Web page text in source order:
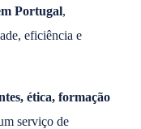
Portugal,
eficiência e
ética, formação
serviço de